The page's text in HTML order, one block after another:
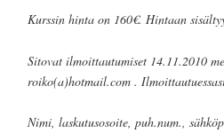
Kurssin hinta on 160€. Hintaan
Sitovat ilmoittautumiset 14.11.2010
roiko(a)hotmail.com .
Nimi, laskutusosoite, puh.num.,